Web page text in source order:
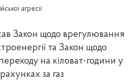
агресії
Закон щодо врегулювання
та Закон щодо
на кіловат-години у
за газ